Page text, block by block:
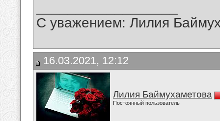
С уважением: Лилия
16.03.2021, 12:12
Лилия Баймухаметова
Постоянный пользователь